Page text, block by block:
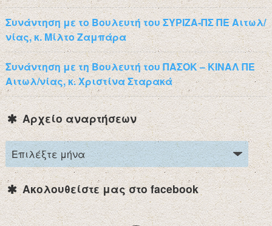
Συνάντηση με το Βουλευτή του ΣΥΡΙΖΑ-ΠΣ ΠΕ Αιτωλ/
νίας, κ. Μίλτο Ζαμπάρα
Συνάντηση με τη Βουλευτή του ΠΑΣΟΚ – ΚΙΝΑΛ ΠΕ
Αιτωλ/νίας, κ. Χριστίνα Σταρακά
Αρχείο αναρτήσεων
Ακολουθείστε μας στο facebook